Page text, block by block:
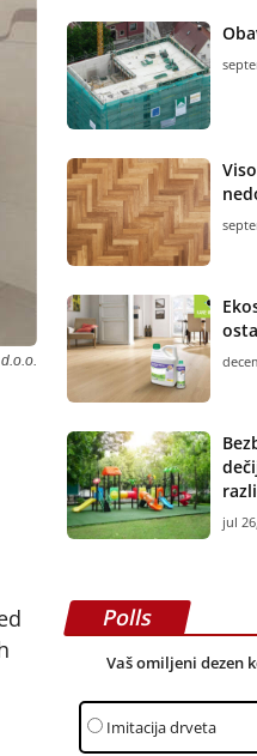
jul
Polls
Vaš omiljeni dezen
Imitacija drveta